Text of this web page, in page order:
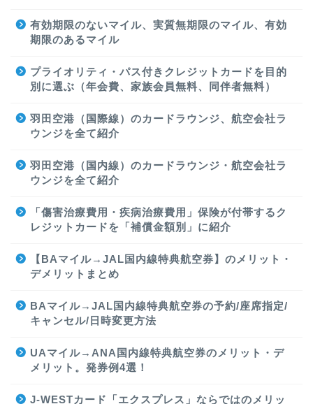
有効期限のないマイル、実質無期限のマイル、有効
期限のあるマイル
プライオリティ・パス付きクレジットカードを目的
別に選ぶ（年会費、家族会員無料、同伴者無料）
羽田空港（国際線）のカードラウンジ、航空会社ラ
ウンジを全て紹介
羽田空港（国内線）のカードラウンジ・航空会社ラ
ウンジを全て紹介
「傷害治療費用・疾病治療費用」保険が付帯するク
レジットカードを「補償金額別」に紹介
【BAマイル→JAL国内線特典航空券】のメリット・
デメリットまとめ
BAマイル→JAL国内線特典航空券の予約/座席指定/
キャンセル/日時変更方法
UAマイル→ANA国内線特典航空券のメリット・デ
メリット。発券例4選！
J-WESTカード「エクスプレス」ならではのメリッ